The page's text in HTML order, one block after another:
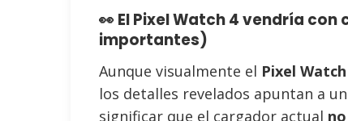
👀 El Pixel Watch 4 vendría
importantes)
Aunque visualmente el Pixel
los detalles revelados apuntan a
significar que el cargador actual